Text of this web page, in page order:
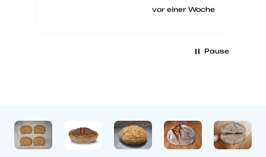
Reinigungspinsel bestellt. Es
eine qualitativ hochwertige, bis
auf der Küchenzeile.
vor einer Woche
Pause